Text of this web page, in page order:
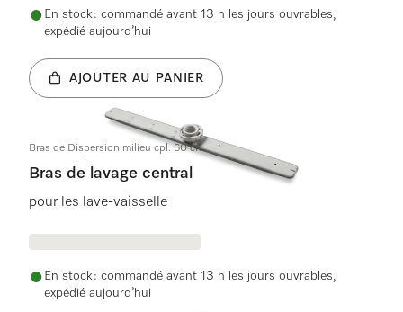
En stock : commandé avant 13 h les jours ouvrables,
expédié aujourd’hui
AJOUTER AU PANIER
Bras de Dispersion milieu cpl. 60 cm
Bras de lavage central
pour les lave-vaisselle
En stock : commandé avant 13 h les jours ouvrables,
expédié aujourd’hui